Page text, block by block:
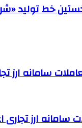
خط تولید
سامانه ارز
سامانه ارز تجاری